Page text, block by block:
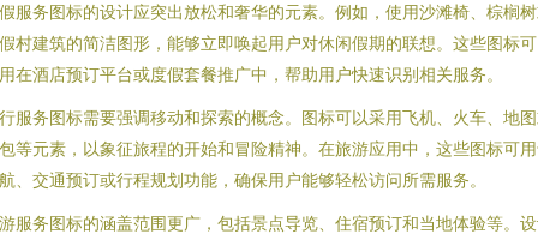
服务图标的设计应突出放松和奢华的元素。例如，使用沙滩椅、棕榈
村建筑的简洁图形，能够立即唤起用户对休闲假期的联想。这些图标
在酒店预订平台或度假套餐推广中，帮助用户快速识别相关服务。
服务图标需要强调移动和探索的概念。图标可以采用飞机、火车、地
等元素，以象征旅程的开始和冒险精神。在旅游应用中，这些图标可
、交通预订或行程规划功能，确保用户能够轻松访问所需服务。
服务图标的涵盖范围更广，包括景点导览、住宿预订和当地体验等。